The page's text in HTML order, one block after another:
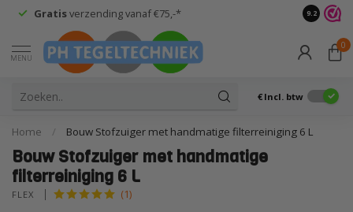
Gratisverzending vanaf €75,-* Advies
9.2
MENU
0
€ Incl. btw
Home / Bouw Stofzuiger met handmatige filterreiniging 6 L
Bouw Stofzuiger met handmatige
filterreiniging 6 L
FLEX (1)